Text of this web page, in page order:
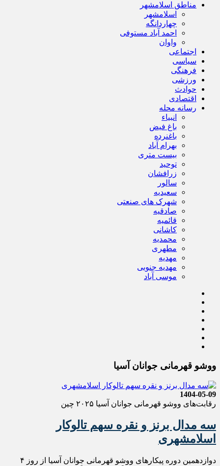
مناطق اسلامشهر
اسلامشهر
چهاردانگه
احمد آباد مستوفی
واوان
اجتماعی
سیاسی
فرهنگی
ورزشی
حوادث
اقتصادی
رسانه محله
انبیاء
باغ فیض
باغنرده
بهرام آباد
بیست متری
توحید
زرافشان
سالور
سعیدیه
شهرک های صنعتی
صادقیه
قائمیه
کاشانی
محمدیه
مطهری
مهدیه
مهدیه جنوبی
موسی آباد
ووشو قهرمانی جوانان آسیا
1404-05-09
رقابت‌های ووشو قهرمانی جوانان آسیا ۲۰۲۵ چین
سه مدال برنز و نقره سهم تالوکار
اسلامشهری
دوازدهمین دوره پیکارهای ووشو قهرمانی جوانان آسیا از روز ۴